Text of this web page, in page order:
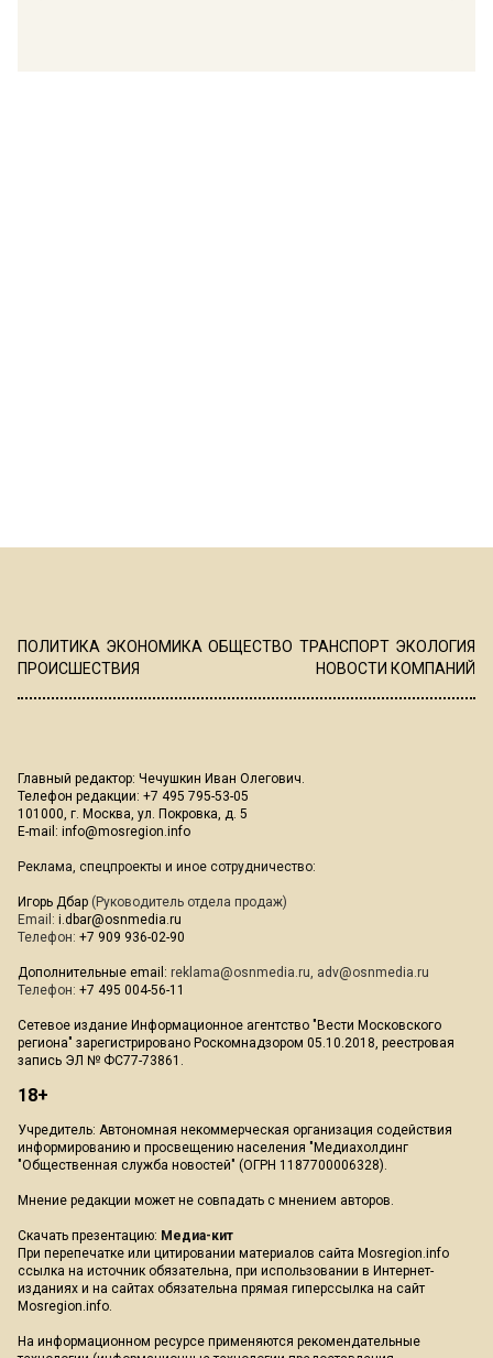
ПОЛИТИКА ЭКОНОМИКА ОБЩЕСТВО ТРАНСПОРТ ЭКОЛОГИЯ
ПРОИСШЕСТВИЯ
НОВОСТИ КОМПАНИЙ
Главный редактор: Чечушкин Иван Олегович.
Телефон редакции: +7 495 795-53-05
101000, г. Москва, ул. Покровка, д. 5
E-mail: info@mosregion.info
Реклама, спецпроекты и иное сотрудничество:
Игорь Дбар (Руководитель отдела продаж)
Email: i.dbar@osnmedia.ru
Телефон: +7 909 936-02-90
Дополнительные email: reklama@osnmedia.ru, adv@osnmedia.ru
Телефон: +7 495 004-56-11
Сетевое издание Информационное агентство "Вести Московского
региона" зарегистрировано Роскомнадзором 05.10.2018, реестровая
запись ЭЛ № ФС77-73861.
18+
Учредитель: Автономная некоммерческая организация содействия
информированию и просвещению населения "Медиахолдинг
"Общественная служба новостей" (ОГРН 1187700006328).
Мнение редакции может не совпадать с мнением авторов.
Скачать презентацию: Медиа-кит
При перепечатке или цитировании материалов сайта Mosregion.info
ссылка на источник обязательна, при использовании в Интернет-
изданиях и на сайтах обязательна прямая гиперссылка на сайт
Mosregion.info.
На информационном ресурсе применяются рекомендательные